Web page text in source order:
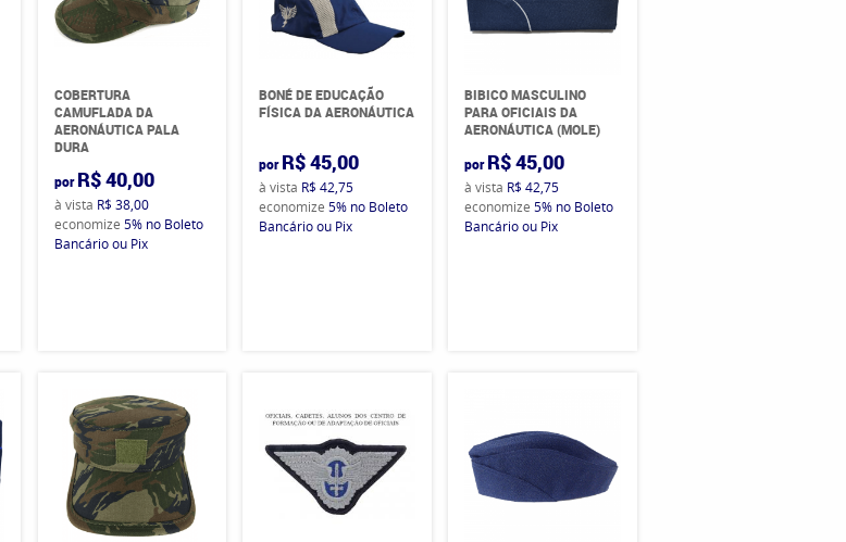
COBERTURA
CAMUFLADA DA
AERONÁUTICA PALA
DURA
por R$ 40,00
à vista R$ 38,00
economize 5% no Boleto
Bancário ou Pix
BONÉ DE EDUCAÇÃO
FÍSICA DA AERONÁUTICA
por R$ 45,00
à vista R$ 42,75
economize5% no Boleto
Bancário ou Pix
BIBICO MASCULINO
PARA OFICIAIS DA
AERONÁUTICA (MOLE)
por R$ 45,00
à vista R$ 42,75
economize5% no Boleto
Bancário ou Pix